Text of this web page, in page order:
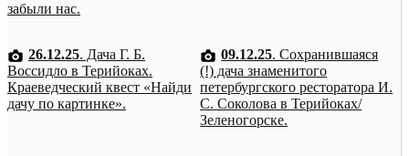
забыли нас.
26.12.25. Дача Г. Б.
Воссидло в Терийоках.
Краеведческий квест «Найди
дачу по картинке».
09.12.25. Сохранившаяся
(!) дача знаменитого
петербургского ресторатора И.
С. Соколова в Терийоках/
Зеленогорске.